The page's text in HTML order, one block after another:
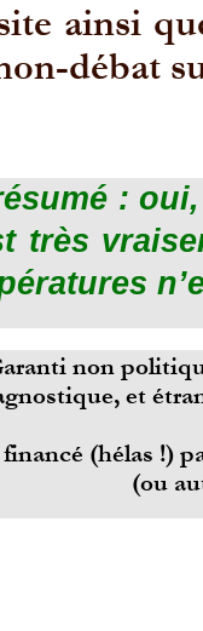
non
et
(hélas !)
(ou
ainsi
débat
:
très